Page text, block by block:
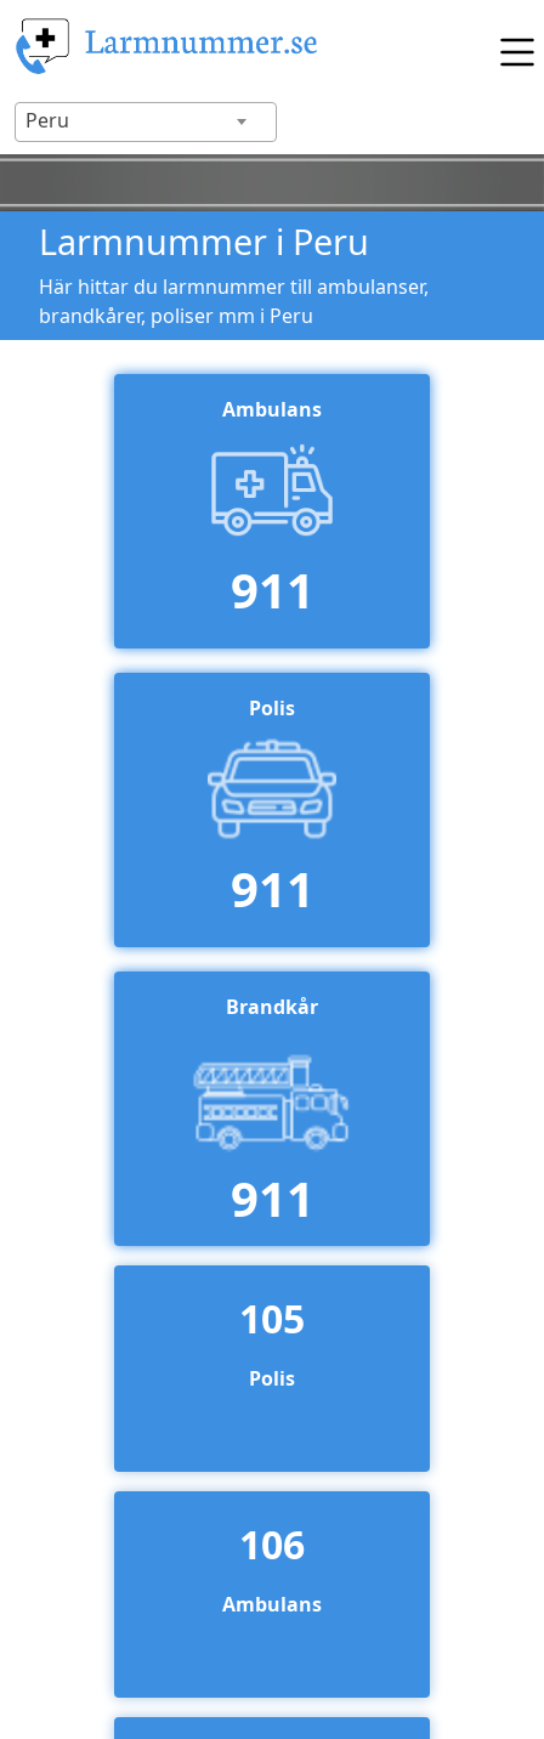
Peru
Larmnummer i Peru
Här hittar du larmnummer till ambulanser,
brandkårer, poliser mm i Peru
Ambulans
911
Polis
911
Brandkår
911
105
Polis
106
Ambulans